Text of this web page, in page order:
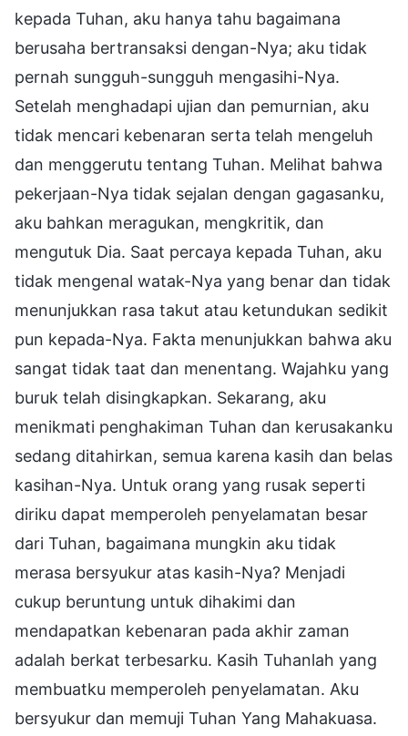
kepada Tuhan, aku hanya tahu bagaimana
berusaha bertransaksi dengan-Nya; aku tidak
pernah sungguh-sungguh mengasihi-Nya.
Setelah menghadapi ujian dan pemurnian, aku
tidak mencari kebenaran serta telah mengeluh
dan menggerutu tentang Tuhan. Melihat bahwa
pekerjaan-Nya tidak sejalan dengan gagasanku,
aku bahkan meragukan, mengkritik, dan
mengutuk Dia. Saat percaya kepada Tuhan, aku
tidak mengenal watak-Nya yang benar dan tidak
menunjukkan rasa takut atau ketundukan sedikit
pun kepada-Nya. Fakta menunjukkan bahwa aku
sangat tidak taat dan menentang. Wajahku yang
buruk telah disingkapkan. Sekarang, aku
menikmati penghakiman Tuhan dan kerusakanku
sedang ditahirkan, semua karena kasih dan belas
kasihan-Nya. Untuk orang yang rusak seperti
diriku dapat memperoleh penyelamatan besar
dari Tuhan, bagaimana mungkin aku tidak
merasa bersyukur atas kasih-Nya? Menjadi
cukup beruntung untuk dihakimi dan
mendapatkan kebenaran pada akhir zaman
adalah berkat terbesarku. Kasih Tuhanlah yang
membuatku memperoleh penyelamatan. Aku
bersyukur dan memuji Tuhan Yang Mahakuasa.